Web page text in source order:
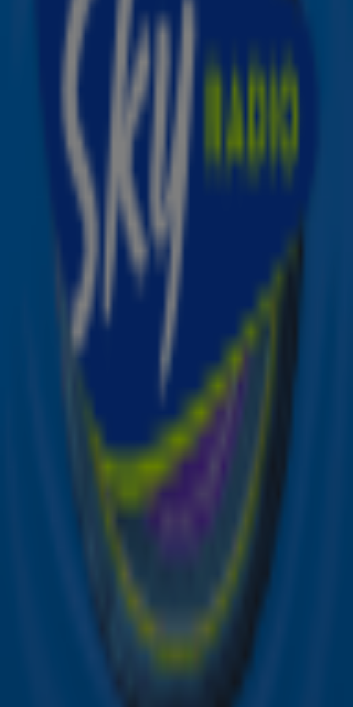
Over een kleine week knallen de kerstbellen weer uit de
speakers bij Sky Radio 101 FM. Het non-stop
09.00 uur door ‘Mister Christmas’ Michael Bublé officieel
omgedoopt tot The Christmas Station. De superster luidt
het kerstseizoen geheel coronaproof in samen met de
Sky Radio kerstman. De officiële opening van The
Christmas Station is meteen de start van een speciale
VIP Kick-Off Week. Tijdens deze bijzondere eerste
kerstweek komen verschillende bekende Nederlanders
langs in de Sky Radio studio om hun favoriete kersthits
te presenteren tijdens de Christmas Top 5 over 9. Dit jaar
Kalvijn en Nina op werkdagen om 09.05 uur hun
kerstfavorieten met de luisteraars van
Ontvang onze nieuwsbrief
Meld je aan voor de nieuwsbrief van Sky Radio en blijf op
de hoogte van alle leuke winacties en het laatste nieuws
Meld je aan voor onze wekelijkse nieuwsbrief met daarin
samenwerking met onze partners organiseren. Je kunt je
op ieder moment afmelden. Zie voor meer informatie de